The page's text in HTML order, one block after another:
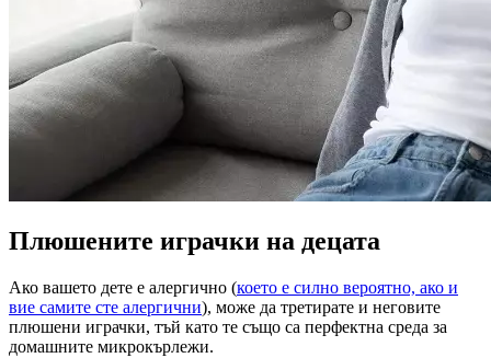
Плюшените играчки на децата
Ако вашето дете е алергично (което е силно вероятно, ако и
вие самите сте алергични), може да третирате и неговите
плюшени играчки, тъй като те също са перфектна среда за
домашните микрокърлежи.